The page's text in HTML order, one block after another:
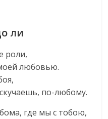
ли
роли,
любовью.
по-любому.
где мы с тобою,